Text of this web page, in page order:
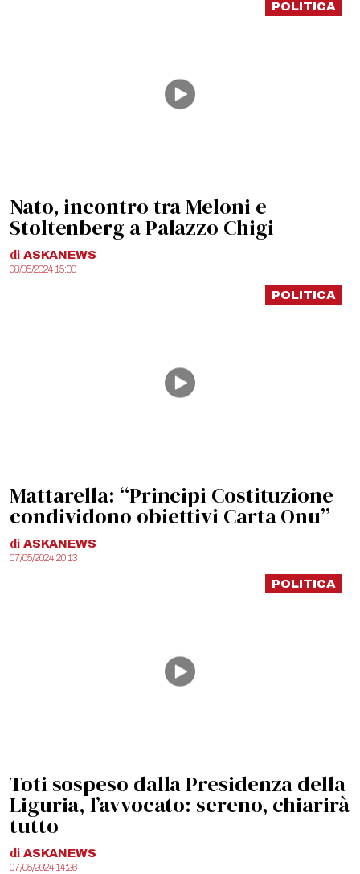
POLITICA
Nato, incontro tra Meloni e
Stoltenberg a Palazzo Chigi
di ASKANEWS
08/05/2024 15:00
POLITICA
Mattarella: “Principi Costituzione
condividono obiettivi Carta Onu”
di ASKANEWS
07/05/2024 20:13
POLITICA
Toti sospeso dalla Presidenza della
Liguria, l’avvocato: sereno, chiarirà
tutto
di ASKANEWS
07/05/2024 14:26